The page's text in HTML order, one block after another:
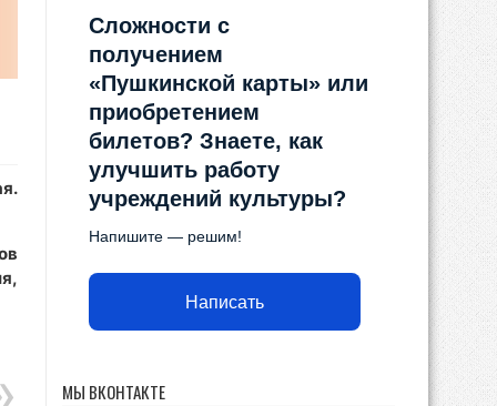
Сложности с
получением
«Пушкинской карты» или
приобретением
билетов? Знаете, как
улучшить работу
учреждений культуры?
Напишите — решим!
Написать
МЫ ВКОНТАКТЕ